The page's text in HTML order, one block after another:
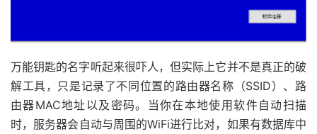
万能钥匙的名字听起来很吓人，但实际上它并不是真正的破
解工具，只是记录了不同位置的路由器名称（SSID）、路
由器MAC地址以及密码。当你在本地使用软件自动扫描
时，服务器会自动与周围的WiFi进行比对，如果有数据库中